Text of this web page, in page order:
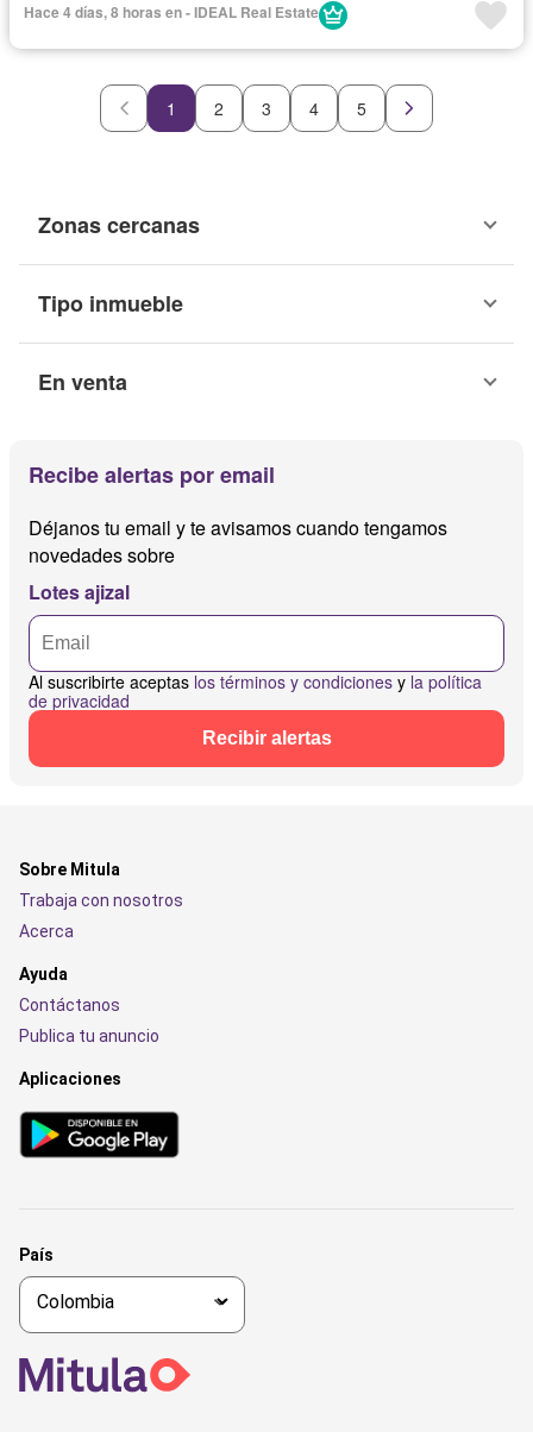
Hace 4 días, 8 horas en - IDEAL Real Estate
1 2 3 4 5
Zonas cercanas
Tipo inmueble
En venta
Recibe alertas por email
Déjanos tu email y te avisamos cuando tengamos
novedades sobre
Lotes ajizal
Al suscribirte aceptas los términos y condiciones y la política
de privacidad
Recibir alertas
Sobre Mitula
Trabaja con nosotros
Acerca
Ayuda
Contáctanos
Publica tu anuncio
Aplicaciones
País